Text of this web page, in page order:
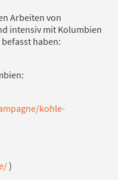
Arbeiten von
intensiv mit Kolumbien
haben:
kohle-
)